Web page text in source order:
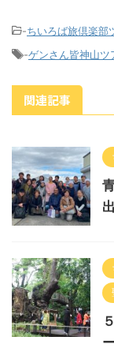
-ちいろば旅倶楽部
-ゲンさん皆神山ツ
関連記事
出